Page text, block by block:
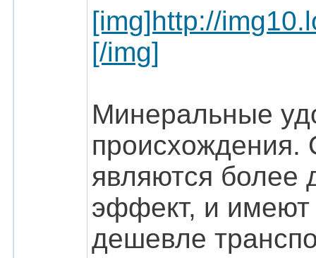
[img]http://
[/img]
Минеральные
происхождения.
являются более
эффект, и имеют
дешевле